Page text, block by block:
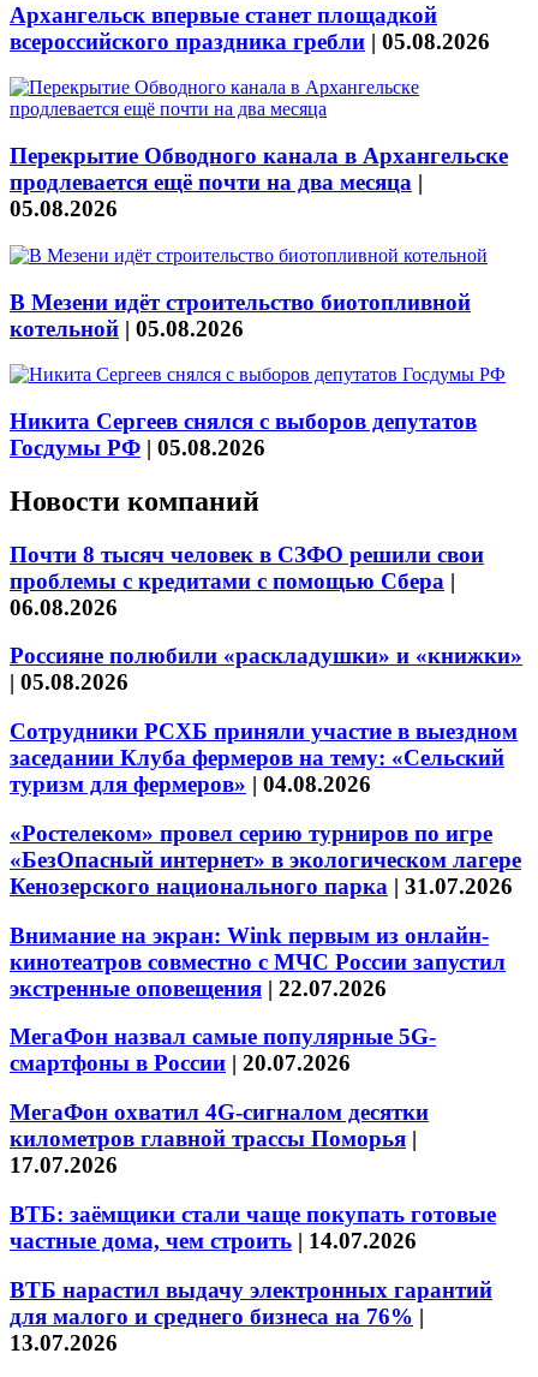
Архангельск впервые станет площадкой
всероссийского праздника гребли | 05.08.2026
Перекрытие Обводного канала в Архангельске
продлевается ещё почти на два месяца |
05.08.2026
В Мезени идёт строительство биотопливной
котельной | 05.08.2026
Никита Сергеев снялся с выборов депутатов
Госдумы РФ | 05.08.2026
Новости компаний
Почти 8 тысяч человек в СЗФО решили свои
проблемы с кредитами с помощью Сбера |
06.08.2026
Россияне полюбили «раскладушки» и «книжки»
| 05.08.2026
Сотрудники РСХБ приняли участие в выездном
заседании Клуба фермеров на тему: «Сельский
туризм для фермеров» | 04.08.2026
«Ростелеком» провел серию турниров по игре
«БезОпасный интернет» в экологическом лагере
Кенозерского национального парка | 31.07.2026
Внимание на экран: Wink первым из онлайн-
кинотеатров совместно с МЧС России запустил
экстренные оповещения | 22.07.2026
МегаФон назвал самые популярные 5G-
смартфоны в России | 20.07.2026
МегаФон охватил 4G-сигналом десятки
километров главной трассы Поморья |
17.07.2026
ВТБ: заёмщики стали чаще покупать готовые
частные дома, чем строить | 14.07.2026
ВТБ нарастил выдачу электронных гарантий
для малого и среднего бизнеса на 76% |
13.07.2026